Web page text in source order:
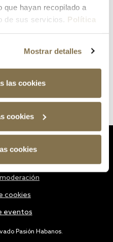
que hayan recopilado a
de sus servicios. Política
Mostrar detalles
las cookies
cookies
cookies
Pasión Habanos.
cookies
eventos